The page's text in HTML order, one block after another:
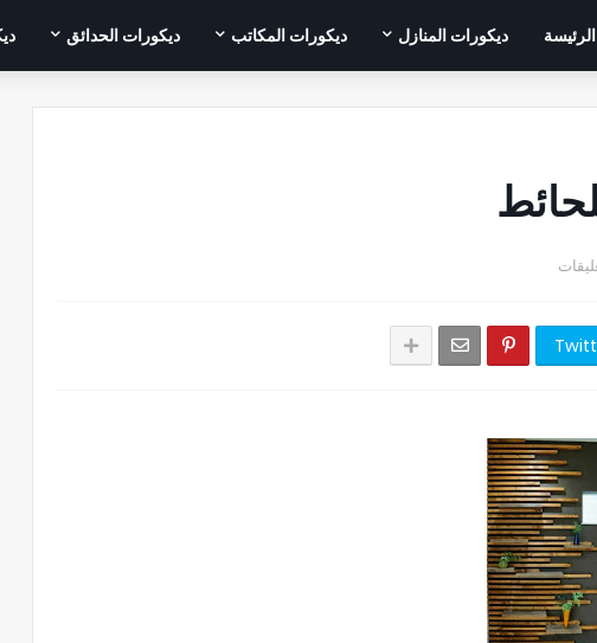
ديكورات المنازل ديكورات المكاتب ديكورات الحدائق